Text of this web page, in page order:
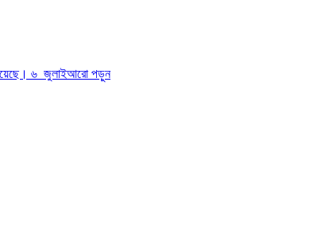
৬ জুলাইআরো পড়ুন